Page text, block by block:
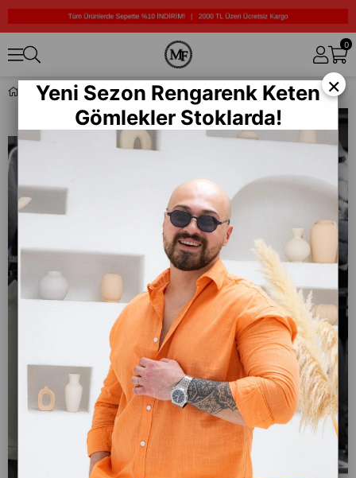
0
Kaşe Kumaş Şişme Mont (MRCKR01) ×
Yeni Sezon Rengarenk Keten
Gömlekler Stoklarda!